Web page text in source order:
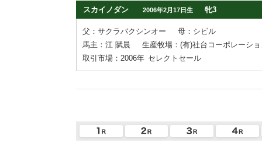
スカイノダン
2006年2月17日生 牝3
父：サクラバクシンオー
母：シビル
馬主：江 賦晨
生産牧場：(有)社台コーポレーシ
取引市場：2006年 セレクトセール